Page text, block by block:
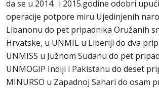
da se u 2014. i 2015.godine odobri
operacije potpore miru Ujedinjenih
Libanonu do pet pripadnika Oružanih
Hrvatske, u UNMIL u Liberiji do dva
UNMISS u Južnom Sudanu do pet
UNMOGIP Indiji i Pakistanu do deset
MINURSO u Zapadnoj Sahari do osam